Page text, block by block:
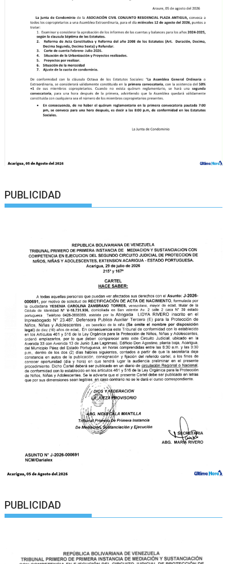
PUBLICIDAD
PUBLICIDAD